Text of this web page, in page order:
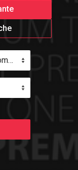
HP (Hewlett-Packard) - Compatible